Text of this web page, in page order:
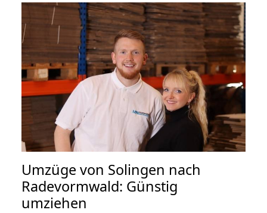
Umzüge von Solingen nach
Radevormwald: Günstig
umziehen